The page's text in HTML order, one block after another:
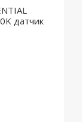
датчик